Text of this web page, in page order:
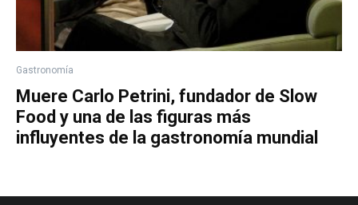
Gastronomía
Muere Carlo Petrini, fundador de Slow
Food y una de las figuras más
influyentes de la gastronomía mundial